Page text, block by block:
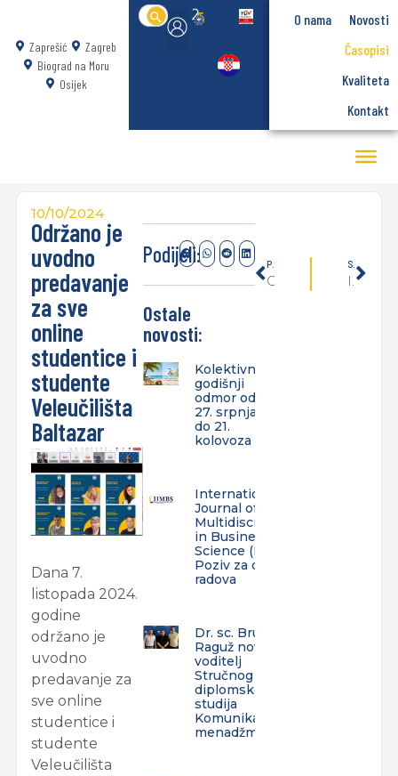
Zaprešić
Zagreb
Biograd na Moru
Osijek
Search
for:
O nama
Novosti
Časopisi
Kvaliteta
Kontakt
10/10/2024
Održano je
uvodno
predavanje
za sve
online
studentice i
studente
Veleučilišta
Baltazar
Dana 7.
listopada 2024.
godine
održano je
uvodno
predavanje za
sve online
studentice i
studente
Veleučilišta
Podijeli:
Ostale
novosti:
Kolektivni
godišnji
odmor od
27. srpnja
do 21.
kolovoza
International
Journal of
Multidisciplinarity
in Business and
Science (IJMBS) –
Poziv za dostavu
radova
Dr. sc. Bruno
Raguž novi
voditelj
Stručnog
diplomskog
studija
Komunikacijski
menadžment
PRETHODNO SLIJEDEĆE
Info sat Stručnog prijediplomskog studija Poslovanje i upravljanje – PONEDJELJAK 14.10.